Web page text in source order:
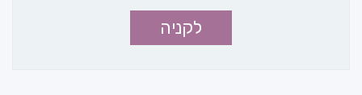
לקניה